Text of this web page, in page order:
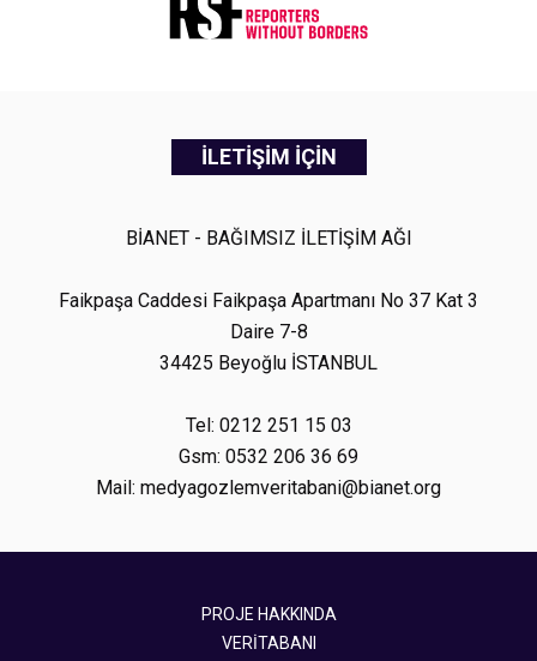
İLETİŞİM İÇİN
BİANET - BAĞIMSIZ İLETİŞİM AĞI
Faikpaşa Caddesi Faikpaşa Apartmanı No 37 Kat 3
Daire 7-8
34425 Beyoğlu İSTANBUL
Tel: 0212 251 15 03
Gsm: 0532 206 36 69
Mail: medyagozlemveritabani@bianet.org
PROJE HAKKINDA
VERİTABANI